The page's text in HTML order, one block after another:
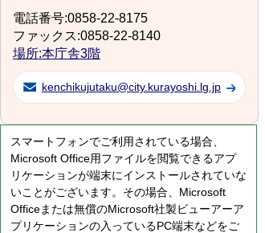
電話番号:0858-22-8175
ファックス:0858-22-8140
場所:本庁舎3階
kenchikujutaku@city.kurayoshi.lg.jp
スマートフォンでご利用されている場合、
Microsoft Office用ファイルを閲覧できるアプ
リケーションが端末にインストールされていな
いことがございます。その場合、Microsoft
Officeまたは無償のMicrosoft社製ビューアーア
プリケーションの入っているPC端末などをご